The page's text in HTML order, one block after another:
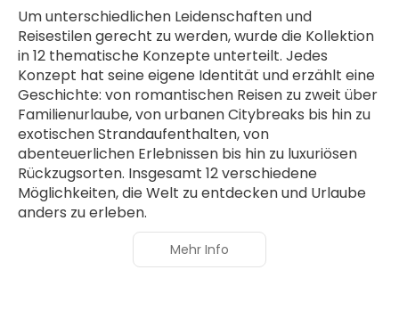
Um unterschiedlichen Leidenschaften und
Reisestilen gerecht zu werden, wurde die Kollektion
in 12 thematische Konzepte unterteilt. Jedes
Konzept hat seine eigene Identität und erzählt eine
Geschichte: von romantischen Reisen zu zweit über
Familienurlaube, von urbanen Citybreaks bis hin zu
exotischen Strandaufenthalten, von
abenteuerlichen Erlebnissen bis hin zu luxuriösen
Rückzugsorten. Insgesamt 12 verschiedene
Möglichkeiten, die Welt zu entdecken und Urlaube
anders zu erleben.
Mehr Info